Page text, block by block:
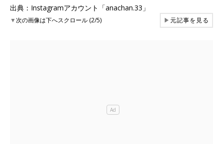
出典：Instagramアカウント「anachan.33」
▼次の画像は下へスクロール (2/5) ▶元記事を見る